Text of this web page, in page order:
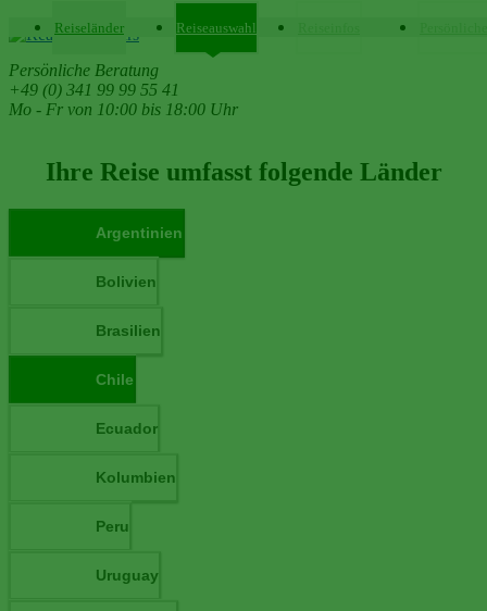
Persönliche Beratung
+49 (0) 341 99 99 55 41
Mo - Fr von 10:00 bis 18:00 Uhr
Reiseländer Reiseauswahl
Ihre Reise umfasst folgende Länder
Argentinien
Bolivien
Brasilien
Chile
Ecuador
Kolumbien
Peru
Uruguay